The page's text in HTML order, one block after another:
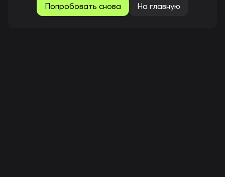
Попробовать снова На главную